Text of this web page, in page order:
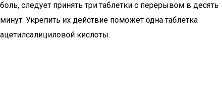
боль, следует принять три таблетки с перерывом в десять
минут. Укрепить их действие поможет одна таблетка
ацетилсалициловой кислоты.